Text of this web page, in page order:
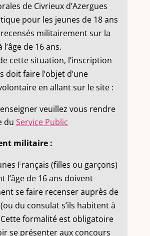
de Civrieux d’Azergues
pour les jeunes de 18 ans
militairement sur la
de 16 ans.
cette situation, l’inscription
doit faire l’objet d’une
en allant sur le site :
veuillez vous rendre
du Service Public
militaire :
Français (filles ou garçons)
l’âge de 16 ans doivent
se faire recenser auprès de
du consulat s’ils habitent à
Cette formalité est obligatoire
se présenter aux concours